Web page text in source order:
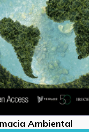
Ambiental